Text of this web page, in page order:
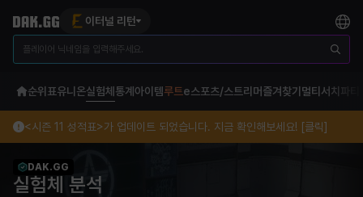
이터널 리턴
순위표유니온실험체 통계 아이템루트e스포츠/스트리머 즐겨찾기 멀티서치 파티
<시즌 11 성적표>가 업데이트 되었습니다. 지금 확인해보세요! [클릭]
DAK.GG
실험체 분석